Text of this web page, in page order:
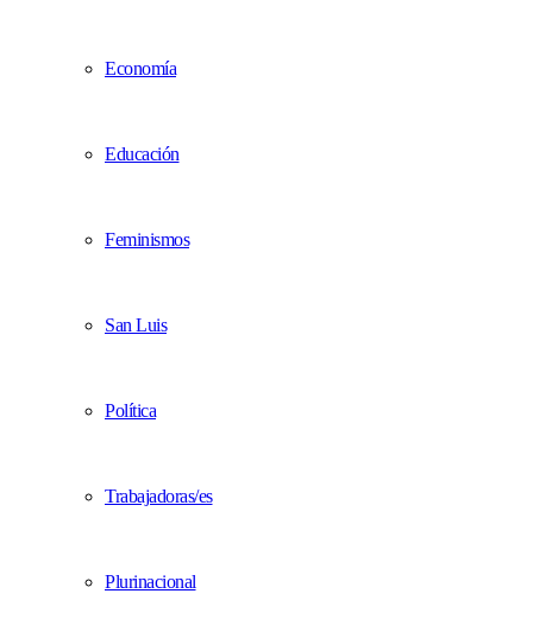
Economía
Educación
Feminismos
San Luis
Política
Trabajadoras/es
Plurinacional